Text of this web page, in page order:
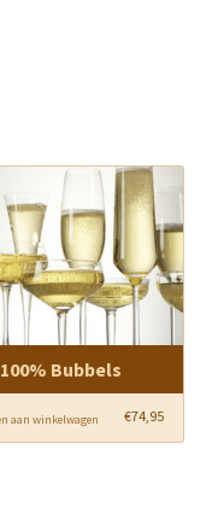
100% Bubbels
€74,95
aan winkelwagen